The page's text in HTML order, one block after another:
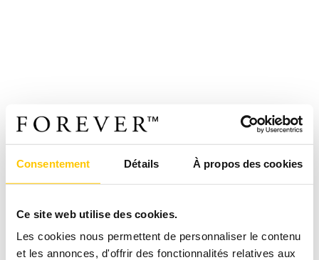
Consentement Détails À propos des cookies
Ce site web utilise des cookies.
Les cookies nous permettent de personnaliser le contenu
et les annonces, d'offrir des fonctionnalités relatives aux